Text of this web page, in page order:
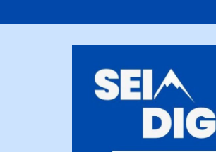
to